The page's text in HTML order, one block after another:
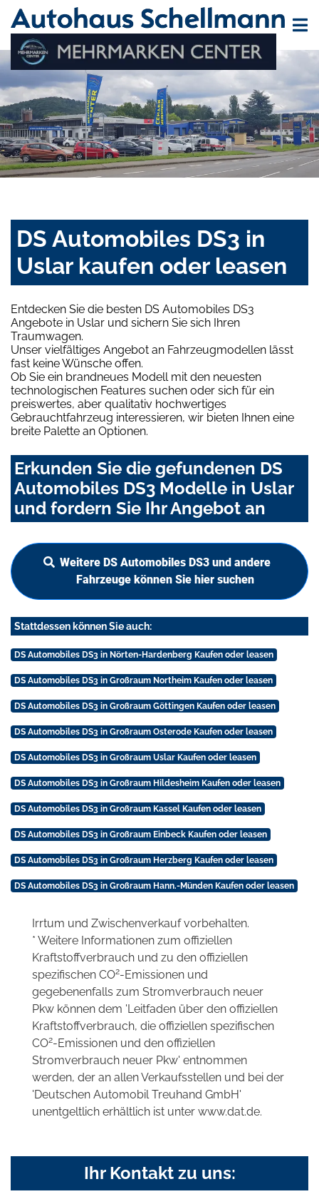
DS Automobiles DS3 in
Uslar kaufen oder leasen
Entdecken Sie die besten DS Automobiles DS3
Angebote in Uslar und sichern Sie sich Ihren
Traumwagen.
Unser vielfältiges Angebot an Fahrzeugmodellen lässt
fast keine Wünsche offen.
Ob Sie ein brandneues Modell mit den neuesten
technologischen Features suchen oder sich für ein
preiswertes, aber qualitativ hochwertiges
Gebrauchtfahrzeug interessieren, wir bieten Ihnen eine
breite Palette an Optionen.
Erkunden Sie die gefundenen DS
Automobiles DS3 Modelle in Uslar
und fordern Sie Ihr Angebot an
Weitere DS Automobiles DS3 und andere
Fahrzeuge können Sie hier suchen
Stattdessen können Sie auch:
DS Automobiles DS3 in Nörten-Hardenberg Kaufen oder leasen
DS Automobiles DS3 in Großraum Northeim Kaufen oder leasen
DS Automobiles DS3 in Großraum Göttingen Kaufen oder leasen
DS Automobiles DS3 in Großraum Osterode Kaufen oder leasen
DS Automobiles DS3 in Großraum Uslar Kaufen oder leasen
DS Automobiles DS3 in Großraum Hildesheim Kaufen oder leasen
DS Automobiles DS3 in Großraum Kassel Kaufen oder leasen
DS Automobiles DS3 in Großraum Einbeck Kaufen oder leasen
DS Automobiles DS3 in Großraum Herzberg Kaufen oder leasen
DS Automobiles DS3 in Großraum Hann.-Münden Kaufen oder leasen
Irrtum und Zwischenverkauf vorbehalten.
* Weitere Informationen zum offiziellen
Kraftstoffverbrauch und zu den offiziellen
spezifischen CO2-Emissionen und
gegebenenfalls zum Stromverbrauch neuer
Pkw können dem 'Leitfaden über den offiziellen
Kraftstoffverbrauch, die offiziellen spezifischen
CO2-Emissionen und den offiziellen
Stromverbrauch neuer Pkw' entnommen
werden, der an allen Verkaufsstellen und bei der
'Deutschen Automobil Treuhand GmbH'
unentgeltlich erhältlich ist unter www.dat.de.
Ihr Kontakt zu uns: